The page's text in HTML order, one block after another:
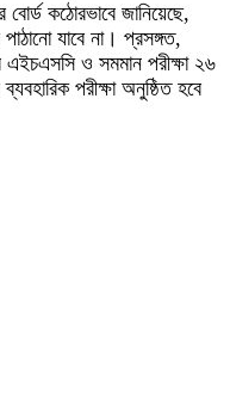
কঠোরভাবে জানিয়েছে,
যাবে না। প্রসঙ্গত,
এইচএসসি ও সমমান পরীক্ষা ২৬
পরীক্ষা অনুষ্ঠিত হবে